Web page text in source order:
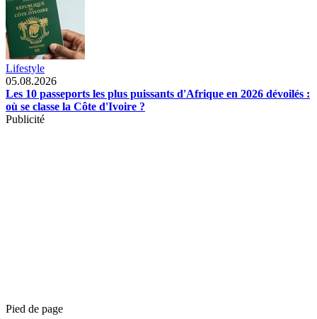
Lifestyle
05.08.2026
Les 10 passeports les plus puissants d'Afrique en 2026 dévoilés :
où se classe la Côte d'Ivoire ?
Publicité
Pied de page